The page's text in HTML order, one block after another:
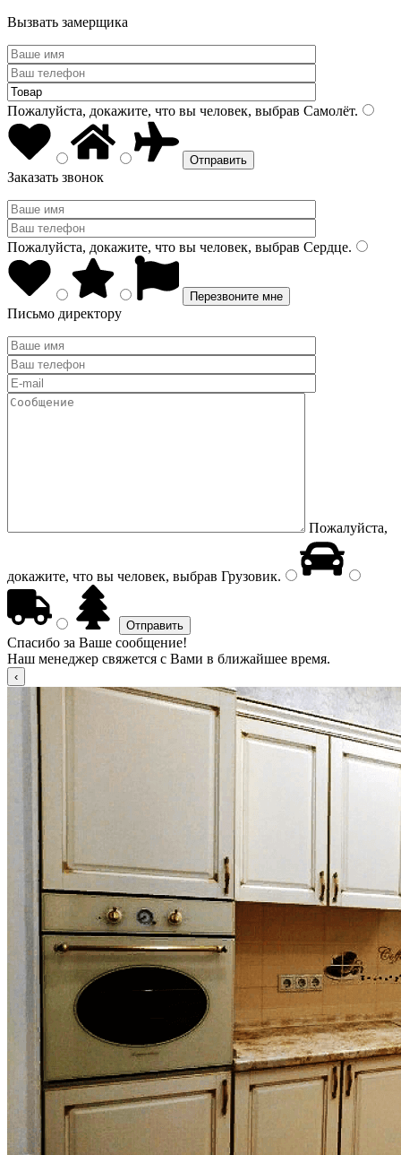
Вызвать замерщика
Пожалуйста, докажите, что вы человек, выбрав Самолёт.
Заказать звонок
Пожалуйста, докажите, что вы человек, выбрав Сердце.
Письмо директору
Пожалуйста,
докажите, что вы человек, выбрав Грузовик.
Спасибо за Ваше сообщение!
Наш менеджер свяжется с Вами в ближайшее время.